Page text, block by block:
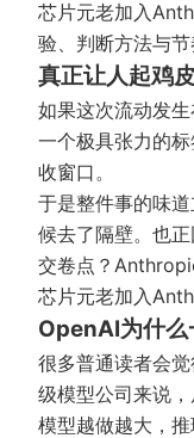
芯片元老加入
验、判断方法与节
真正让人起鸡
如果这次流动发
一个极具张力的
收窗口。
于是整件事的味
候去了隔壁。也
交卷点？
芯片元老加入
OpenAI为什么
很多普通读者会
级模型公司来说
模型越做越大，